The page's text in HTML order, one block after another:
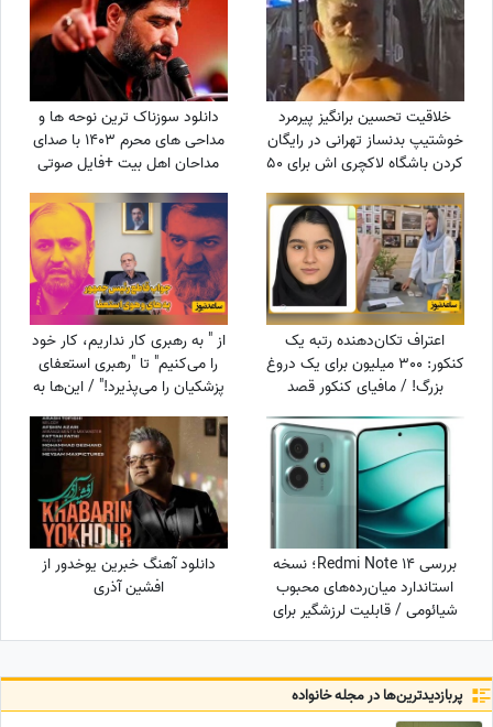
خلاقیت تحسین برانگیز پیرمرد
خوشتیپ بدنساز تهرانی در رایگان
کردن باشگاه لاکچری اش برای 50
سال به بالا حماسه آفرید +فیلم/
عجب استایلی داری آقا محتشم
خودت یک پا هادی چوپان هستی
دانلود سوزناک ترین نوحه ها و
مداحی های محرم 1403 با صدای
مداحان اهل بیت +فایل صوتی
اعتراف تکان‌دهنده رتبه یک
کنکور: 300 میلیون برای یک دروغ
بزرگ! / مافیای کنکور قصد
داشت...
از " به رهبری کار نداریم، کار خود
را می‌کنیم" تا "رهبری استعفای
پزشکیان را می‌پذیرد!" / این‌ها به
نفع چه کسی کار می‌کنند؟
بررسی Redmi Note 14؛ نسخه
استاندارد میان‌رده‌های محبوب
شیائومی / قابلیت لرزشگیر برای
دوربین اصلی شیائومی
دانلود آهنگ خبرین یوخدور از
افشین آذری
پربازدید‌ترین‌ها در مجله خانواده